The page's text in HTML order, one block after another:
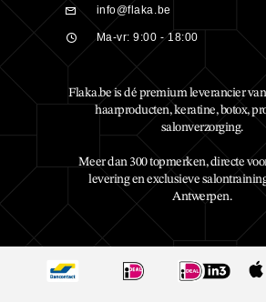
info@flaka.be
Ma-vr: 9:00 - 18:00
Flaka.be is dé premium leverancier
haarproducten, keratine, botox,
salonverzorging.
Meer dan 300 topmerken, directe
levering en exclusieve
Antwerpen.